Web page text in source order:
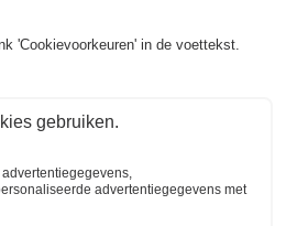
naar wens
vakantiehuisje in Spanje? Dan zijn
type bungalows in Spanje om te
vakantiewoning op een
Waar je ook voor kiest, met een
deaanbiedingen van
goed!